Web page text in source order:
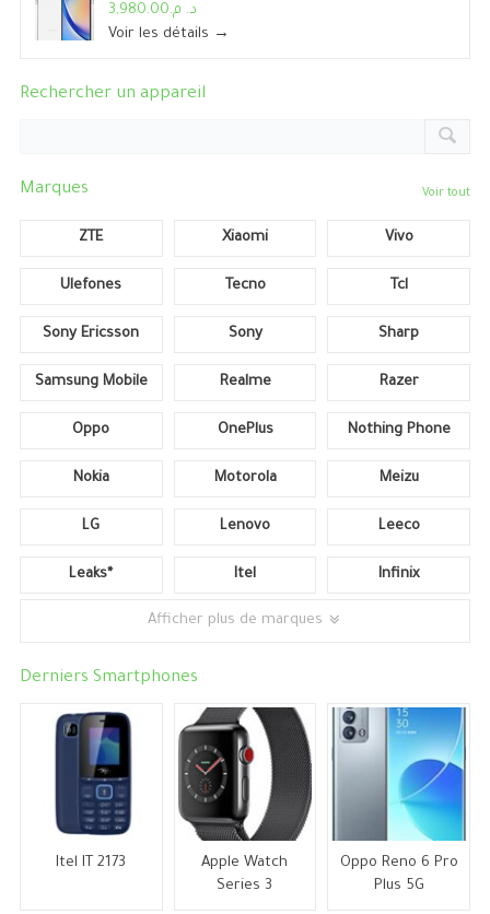
د. م.3,980.00
Voir les détails →
Rechercher un appareil
Marques Voir tout
ZTE Xiaomi Vivo
Ulefones Tecno Tcl
Sony Ericsson Sony Sharp
Samsung Mobile Realme Razer
Oppo OnePlus Nothing Phone
Nokia Motorola Meizu
LG Lenovo Leeco
Leaks* Itel Infinix
Afficher plus de marques
Derniers Smartphones
Itel IT 2173
Apple Watch
Series 3
Oppo Reno 6 Pro
Plus 5G